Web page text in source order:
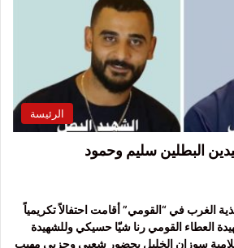
الرئيسة
البطلين سليم وحمود
الغرب في “القومي” أقامت احتفالاً تكريمياً
العطاء القومي رنا شيّا حسيكي وللشهيدة
سوزان الخليل بحضور شعبي وحزبي مهيب